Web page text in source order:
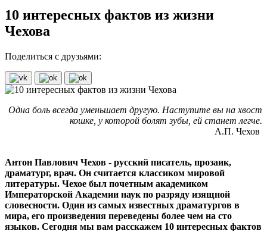
10 интересных фактов из жизни
Чехова
Поделиться с друзьями:
Одна боль всегда уменьшает другую. Наступите вы на хвост
кошке, у которой болят зубы, ей станет легче.
А.П. Чехов
Антон Павлович Чехов - русский писатель, прозаик,
драматург, врач. Он считается классиком мировой
литературы. Чехое был почетным академиком
Императорской Академии наук по разряду изящной
словесности. Один из самых известных драматургов в
мира, его произведения переведены более чем на сто
языков. Сегодня мы вам расскажем 10 интересных фактов